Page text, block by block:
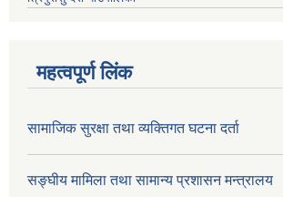
महत्वपूर्ण लिंक
सामाजिक सुरक्षा तथा व्यक्तिगत घटना दर्ता
सङ्घीय मामिला तथा सामान्य प्रशासन मन्त्रालय